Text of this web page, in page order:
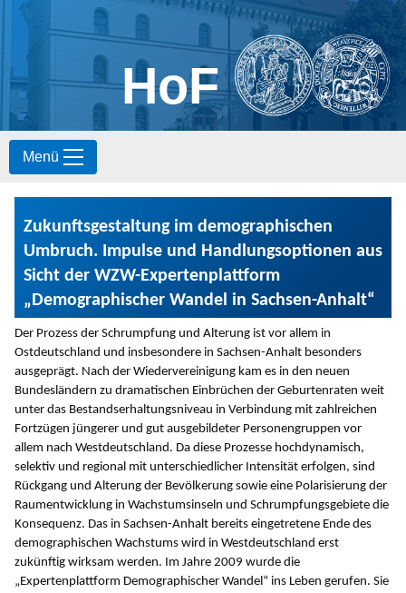
HoF
Menü
Zukunftsgestaltung im demographischen
Umbruch. Impulse und Handlungsoptionen aus
Sicht der WZW-Expertenplattform
„Demographischer Wandel in Sachsen-Anhalt“
Der Prozess der Schrumpfung und Alterung ist vor allem in
Ostdeutschland und insbesondere in Sachsen-Anhalt besonders
ausgeprägt. Nach der Wiedervereinigung kam es in den neuen
Bundesländern zu dramatischen Einbrüchen der Geburtenraten weit
unter das Bestandserhaltungsniveau in Verbindung mit zahlreichen
Fortzügen jüngerer und gut ausgebildeter Personengruppen vor
allem nach Westdeutschland. Da diese Prozesse hochdynamisch,
selektiv und regional mit unterschiedlicher Intensität erfolgen, sind
Rückgang und Alterung der Bevölkerung sowie eine Polarisierung der
Raumentwicklung in Wachstumsinseln und Schrumpfungsgebiete die
Konsequenz. Das in Sachsen-Anhalt bereits eingetretene Ende des
demographischen Wachstums wird in Westdeutschland erst
zukünftig wirksam werden. Im Jahre 2009 wurde die
„Expertenplattform Demographischer Wandel“ ins Leben gerufen. Sie